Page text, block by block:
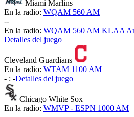
Miami Marlins
En la radio: WQAM 560 AM
--
En la radio: WQAM 560 AM KLAA
Detalles del juego
Cleveland Guardians
En la radio: WTAM 1100 AM
- : -Detalles del juego
Chicago White Sox
En la radio: WMVP - ESPN 1000 AM